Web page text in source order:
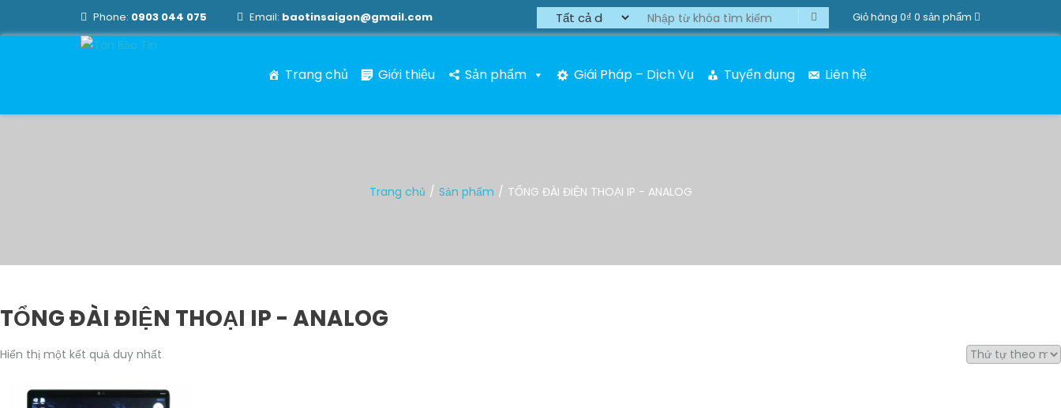
Phone: 0903 044 075 Email: baotinsaigon@gmail.com Giỏ hàng 0₫ 0 sản phẩm
Trang chủ Giới thiệu Sản phẩm Giái Pháp – Dịch Vụ Tuyển dụng Liên hệ
Trang chủ Sản phẩm TỔNG ĐÀI ĐIỆN THOẠI IP - ANALOG
TỔNG ĐÀI ĐIỆN THOẠI IP - ANALOG
Hiển thị một kết quả duy nhất